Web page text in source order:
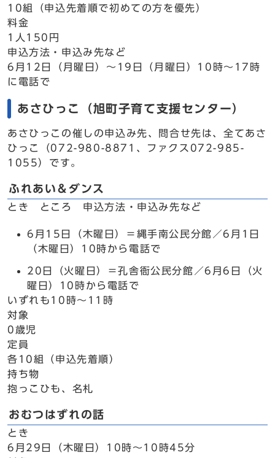
10組（申込先着順で初めての方を優先）
料金
1人150円
申込方法・申込み先など
6月12日（月曜日）～19日（月曜日）10時～17時
に電話で
あさひっこ（旭町子育て支援センター）
あさひっこの催しの申込み先、問合せ先は、全てあさ
ひっこ（072-980-8871、ファクス072-985-
1055）です。
ふれあい＆ダンス
とき ところ 申込方法・申込み先など
6月15日（木曜日）＝縄手南公民分館／6月1日
（木曜日）10時から電話で
20日（火曜日）＝孔舎衙公民分館／6月6日（火
曜日）10時から電話で
いずれも10時～11時
対象
0歳児
定員
各10組（申込先着順）
持ち物
抱っこひも、名札
おむつはずれの話
とき
6月29日（木曜日）10時～10時45分